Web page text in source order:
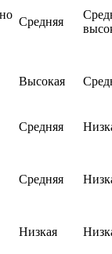
Средняя
Высокая
Средняя
Средняя
Низкая